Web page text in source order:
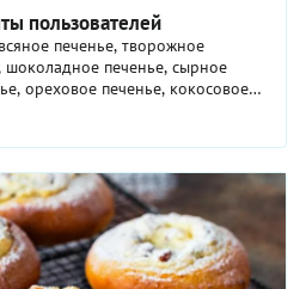
пользователей
шоколадное печенье, сырное
ореховое печенье, кокосовое
...